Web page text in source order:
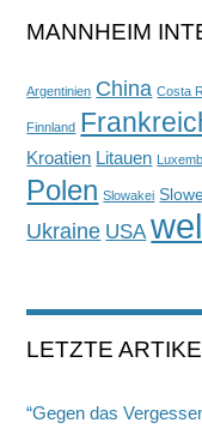
MANNHEIM
Argentinien China Costa
Finnland
Kroatien Litauen
Polen Slowakei
Ukraine USA
LETZTE
“Gegen das